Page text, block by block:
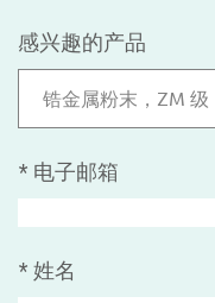
感兴趣的产品
锆金属粉末，ZM
* 电子邮箱
* 姓名